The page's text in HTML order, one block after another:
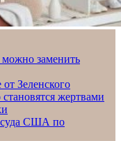
заменить
Зеленского
жертвами
суда США по